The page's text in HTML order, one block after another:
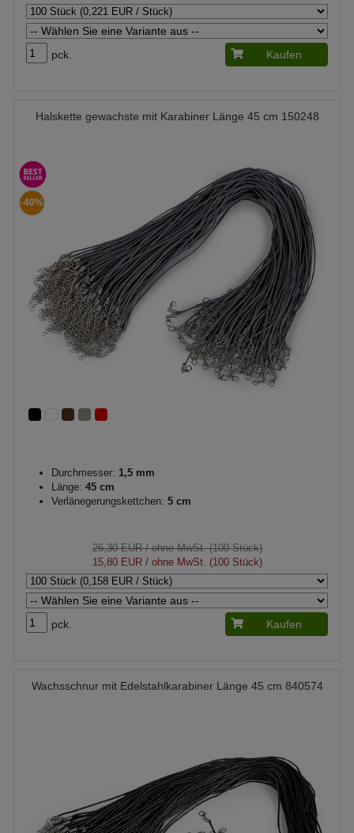
pck. Kaufen
Halskette gewachste mit Karabiner Länge 45 cm 150248
-40%
Durchmesser: 1,5 mm
Länge: 45 cm
Verlänegerungskettchen: 5 cm
26,30 EUR/ ohne MwSt. (100 Stück)
15,80 EUR/ ohne MwSt. (100 Stück)
pck. Kaufen
Wachsschnur mit Edelstahlkarabiner Länge 45 cm 840574